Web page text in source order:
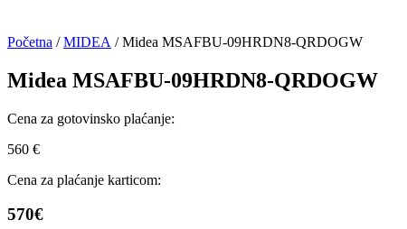
Početna /MIDEA / Midea MSAFBU-09HRDN8-QRDOGW
Midea MSAFBU-09HRDN8-QRDOGW
Cena za gotovinsko plaćanje:
560 €
Cena za plaćanje karticom:
570€